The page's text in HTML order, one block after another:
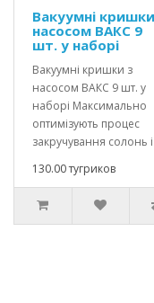
Вакуумні
насосом ВАКС 9
шт. у наборі
Вакуумні кришки з
насосом ВАКС 9 шт. у
наборі Максимально
оптимізують процес
закручування солонь і
130.00 тугриков